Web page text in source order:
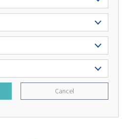
Cancel